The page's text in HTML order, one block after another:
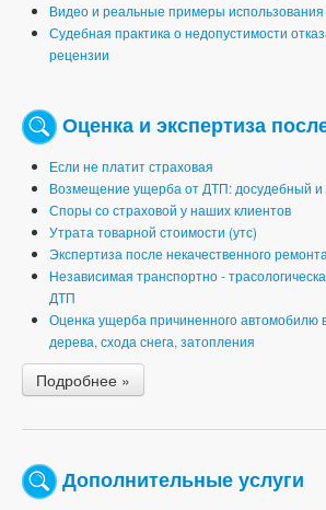
Видео и реальные примеры
Судебная практика о недопустимости
рецензии
Оценка и экспертиза
Если не платит страховая
Возмещение ущерба от ДТП: досудебный и
Споры со страховой у наших клиентов
Утрата товарной стоимости (утс)
Экспертиза после некачественного
Независимая транспортно -
ДТП
Оценка ущерба причиненного автомобилю
дерева, схода снега, затопления
Подробнее »
Дополнительные услуги